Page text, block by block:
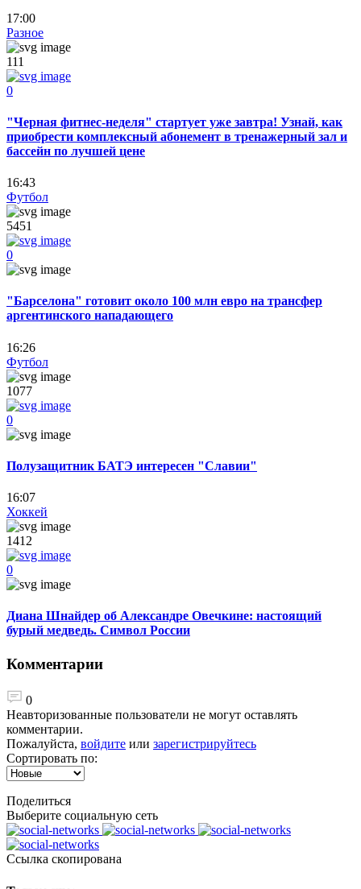
17:00
Разное
111
0
"Черная фитнес-неделя" стартует уже завтра! Узнай, как
приобрести комплексный абонемент в тренажерный зал и
бассейн по лучшей цене
16:43
Футбол
5451
0
"Барселона" готовит около 100 млн евро на трансфер
аргентинского нападающего
16:26
Футбол
1077
0
Полузащитник БАТЭ интересен "Славии"
16:07
Хоккей
1412
0
Диана Шнайдер об Александре Овечкине: настоящий
бурый медведь. Символ России
Комментарии
0
Неавторизованные пользователи не могут оставлять
комментарии.
Пожалуйста, войдите или зарегистрируйтесь
Сортировать по:
Поделиться
Выберите социальную сеть
Ccылка скопирована